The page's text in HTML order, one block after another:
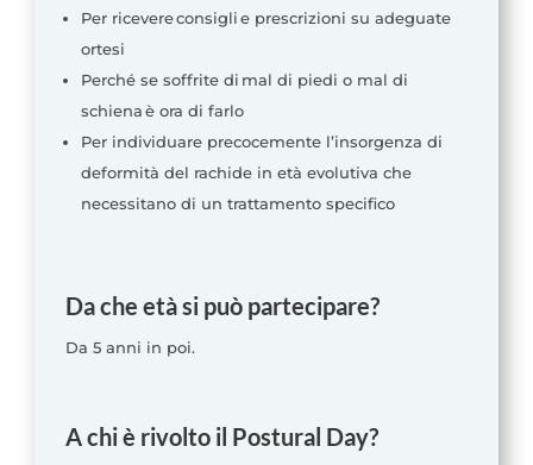
Per ricevere consigli e prescrizioni su adeguate
ortesi
Perché se soffrite di mal di piedi o mal di
schiena è ora di farlo
Per individuare precocemente l’insorgenza di
deformità del rachide in età evolutiva che
necessitano di un trattamento specifico
Da che età si può partecipare?
Da 5 anni in poi.
A chi è rivolto il Postural Day?